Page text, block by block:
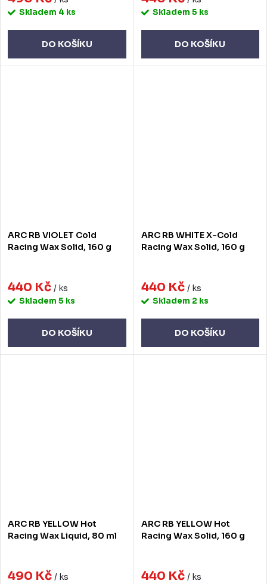
Skladem 4 ks
DO KOŠÍKU
Skladem 5 ks
DO KOŠÍKU
ARC RB VIOLET Cold
Racing Wax Solid, 160 g
440 Kč / ks
Skladem 5 ks
DO KOŠÍKU
ARC RB WHITE X-Cold
Racing Wax Solid, 160 g
440 Kč / ks
Skladem 2 ks
DO KOŠÍKU
ARC RB YELLOW Hot
Racing Wax Liquid, 80 ml
490 Kč / ks
ARC RB YELLOW Hot
Racing Wax Solid, 160 g
440 Kč / ks